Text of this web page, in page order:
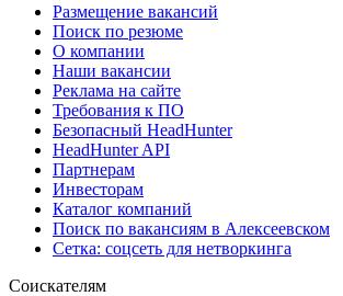
Размещение вакансий
Поиск по резюме
О компании
Наши вакансии
Реклама на сайте
Требования к ПО
Безопасный HeadHunter
HeadHunter API
Партнерам
Инвесторам
Каталог компаний
Поиск по вакансиям в Алексеевском
Сетка: соцсеть для нетворкинга
Соискателям